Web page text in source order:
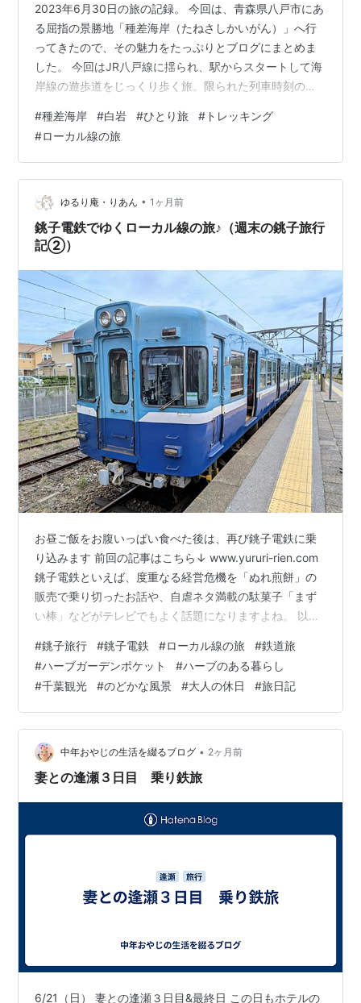
2023年6月30日の旅の記録。 今回は、青森県八戸市にあ
る屈指の景勝地「種差海岸（たねさしかいがん）」へ行
ってきたので、その魅力をたっぷりとブログにまとめま
した。 今回はJR八戸線に揺られ、駅からスタートして海
岸線の遊歩道をじっくり歩く旅。限られた列車時刻の中
ートをご紹介します！ ── 旅の始まりはJR八戸線「種差
海岸駅」から 旅のスタートは、どこかノスタルジックな
雰囲気が漂うJR八戸線「種差海岸駅」。 駅に降り立つ
と、さっそく綺麗なピンクのツツジの花と、どこか可愛
らしいデザインの駅名標が出迎えてくれました。そし
て、ここまで運んでくれた爽やか…
#種差海岸 #白岩 #ひとり旅 # トレッキング
#ローカル線の旅
ゆるり庵・りあん • 1ヶ月前
銚子電鉄でゆくローカル線の旅♪（週末の銚子旅行
記②）
お昼ご飯をお腹いっぱい食べた後は、再び銚子電鉄に乗
り込みます 前回の記事はこちら↓ www.yururi-rien.com
銚子電鉄といえば、度重なる経営危機を「ぬれ煎餅」の
販売で乗り切ったお話や、自虐ネタ満載の駄菓子「まず
い棒」などがテレビでもよく話題になりますよね。 以前
広くて、いろいろなローカル線があって面白いなぁとし
みじみ感じます。 ガタゴトと進む電車の車窓からは、緑
の擦れる音が聞こえたり、木の枝がパシパシと乾いた音
を立てて窓に当たったり。 そのワイルドでリアルな様子
が、また旅情をそそる良いアクセントになっています 今
回の目的地は、行っ…
#銚子旅行 #銚子電鉄 #ローカル線の旅 #鉄道旅
#ハーブガーデンポケット #ハーブのある暮らし
#千葉観光 #のどかな風景 #大人の休日 #旅日記
中年おやじの生活を綴るブログ • 2ヶ月前
妻との逢瀬３日目 乗り鉄旅
6/21（日） 妻との逢瀬３日目&最終日 この日もホテルの